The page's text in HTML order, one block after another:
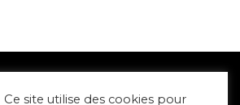
Ce site utilise des cookies pour